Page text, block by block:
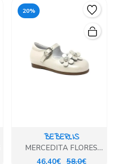
20%
BEBERLIS
MERCEDITA FLORES
CHAROL BEIG
46,40€ 58,0€